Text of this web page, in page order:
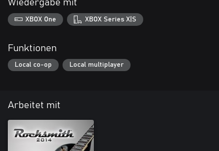
Wiedergabe mit
XBOX One XBOX Series X|S
Funktionen
Local co-op Local multiplayer
Arbeitet mit